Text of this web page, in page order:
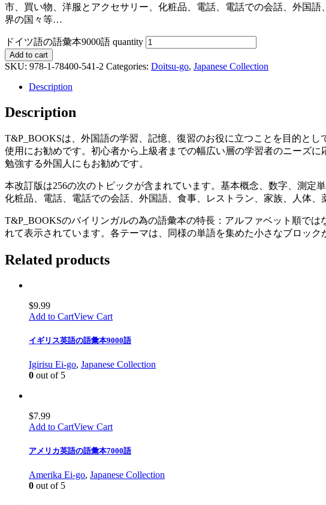
市、買い物、洋服とアクセサリー、化粧品、電話、電話での会話、外国
界の国々等…
ドイツ語の語彙本9000語 quantity
Add to cart
SKU: 978-1-78400-541-2 Categories: Doitsu-go, Japanese Collection
Description
Description
T&P_BOOKSは、外国語の学習、記憶、復習のお役に立つことを目的と
使用にお勧めです。初心者から上級者までの幅広い層の学習者のニーズ
勉強する外国人にもお勧めです。
本改訂版は256の次のトピックが含まれています。基本概念、数字、測定
化粧品、電話、電話での会話、外国語、食事、レストラン、家族、人体
T&P_BOOKSのバイリンガルの為の語彙本の特長：アルファベット順で
れて表示されています。各テーマは、同様の単語を集めた小さなブロッ
Related products
$9.99
Add to CartView Cart
イギリス英語の語彙本9000語
Igirisu Ei-go, Japanese Collection
0 out of 5
$7.99
Add to CartView Cart
アメリカ英語の語彙本7000語
Amerika Ei-go, Japanese Collection
0 out of 5